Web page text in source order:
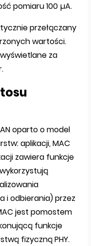
pomiaru 100 µA.
przełączany
wartości.
za
oparto o model
aplikacji, MAC
zawiera funkcje
i odbierania) przez
jest pomostem
funkcje
fizyczną PHY.